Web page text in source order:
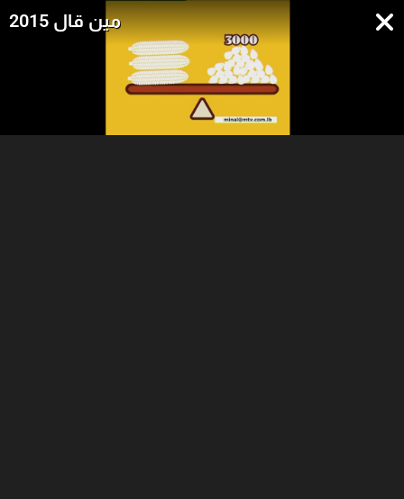
مين قال 2015